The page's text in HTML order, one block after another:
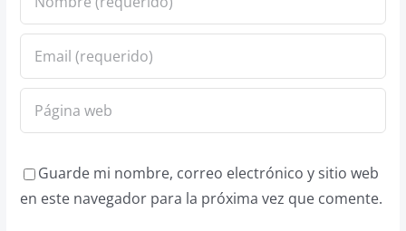
Guarde mi nombre, correo electrónico y sitio web
en este navegador para la próxima vez que comente.